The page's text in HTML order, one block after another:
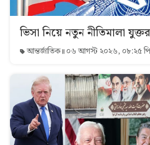
ভিসা নিয়ে নতুন নীতিমালা
আন্তর্জাতিক ০৬ আগস্ট ২০২৬, ০৮:২৫